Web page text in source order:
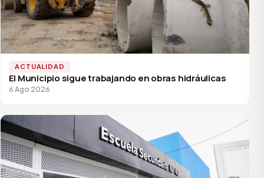
ACTUALIDAD
El Municipio sigue trabajando en obras hidráulicas
6 Ago 2026